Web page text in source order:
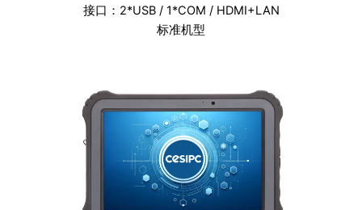
接口：2*USB / 1*COM / HDMI+LAN
标准机型